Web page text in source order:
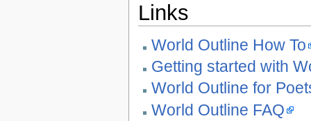
Links
World Outline How To
Getting started with
World Outline for
World Outline FAQ